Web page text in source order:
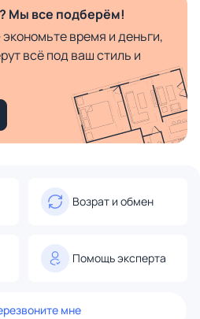
Мы все подберём!
время и деньги,
всё под ваш стиль и
Возрат и обмен
Помощь эксперта
мне